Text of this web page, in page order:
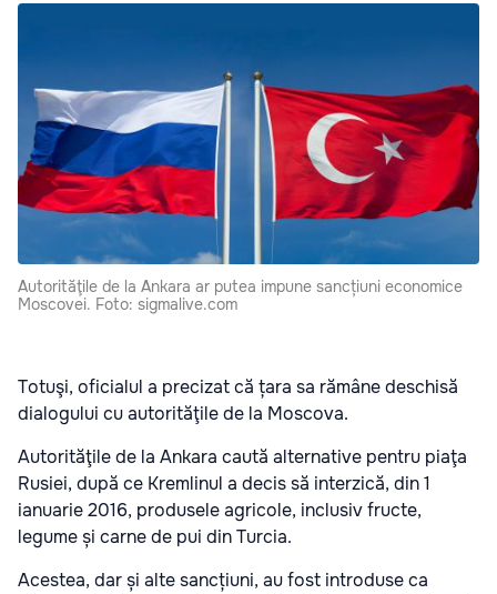
Autorităţile de la Ankara ar putea impune sancțiuni economice
Moscovei. Foto: sigmalive.com
Totuşi, oficialul a precizat că țara sa rămâne deschisă
dialogului cu autorităţile de la Moscova.
Autorităţile de la Ankara caută alternative pentru piaţa
Rusiei, după ce Kremlinul a decis să interzică, din 1
ianuarie 2016, produsele agricole, inclusiv fructe,
legume și carne de pui din Turcia.
Acestea, dar și alte sancțiuni, au fost introduse ca